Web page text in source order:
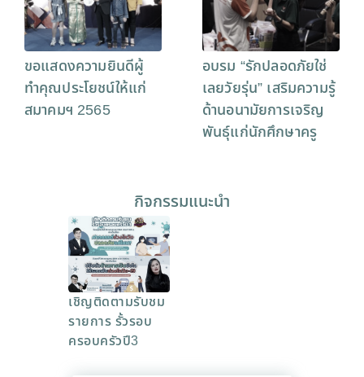
ขอแสดงความยินดีผู้
ทำคุณประโยชน์ให้แก่
สมาคมฯ 2565
อบรม “รักปลอดภัยใช่
เลยวัยรุ่น” เสริมความรู้
ด้านอนามัยการเจริญ
พันธุ์แก่นักศึกษาครู
กิจกรรมแนะนำ
เชิญติดตามรับชม
รายการ รั้วรอบ
ครอบครัวปี3